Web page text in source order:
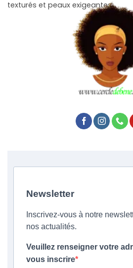
texturés et peaux exigeantes.
Newsletter
Inscrivez-vous à notre
nos actualités.
Veuillez renseigner votre
vous inscrire